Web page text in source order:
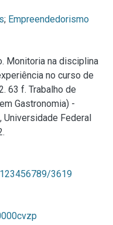
; Empreendedorismo
Monitoria na disciplina
no curso de
63 f. Trabalho de
Gastronomia) -
Universidade Federal
3619